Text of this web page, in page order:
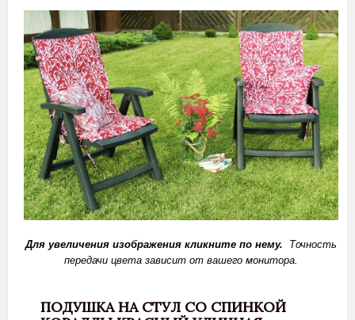
Для увеличения изображения кликните по нему. Точность
передачи цвета зависит от вашего монитора.
ПОДУШКА НА СТУЛ СО СПИНКОЙ